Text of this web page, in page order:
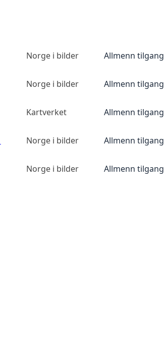
Norge i bilder Allmenn tilgang
Norge i bilder Allmenn tilgang
Kartverket Allmenn tilgang
Norge i bilder Allmenn tilgang
Norge i bilder Allmenn tilgang